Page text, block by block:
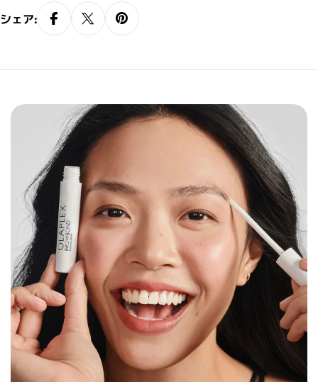
さらに、柔軟性を与え、1日中眉毛の形を
キープします。厚みのある立体感のある
また、刺激の少ない優しい処方である
だけます。
シェア: